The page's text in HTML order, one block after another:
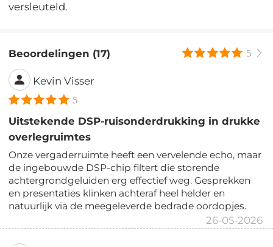
versleuteld.
Beoordelingen (17) 5
Kevin Visser
5
Uitstekende DSP-ruisonderdrukking in drukke
overlegruimtes
Onze vergaderruimte heeft een vervelende echo, maar
de ingebouwde DSP-chip filtert die storende
achtergrondgeluiden erg effectief weg. Gesprekken
en presentaties klinken achteraf heel helder en
natuurlijk via de meegeleverde bedrade oordopjes.
26-05-2026